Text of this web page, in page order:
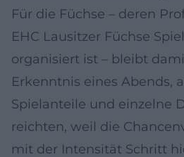
Für die Füchse – deren
EHC Lausitzer Füchse
organisiert ist – bleibt
Erkenntnis eines Abends,
Spielanteile und einzelne
reichten, weil die
mit der Intensität Schritt